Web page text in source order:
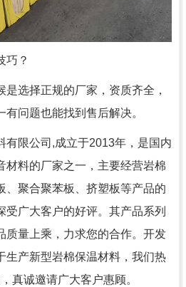
巧？
选择正规的厂家，资质齐全，
问题也能找到售后解决。
有限公司,成立于2013年，是国内
材料的厂家之一，主要经营岩棉
、聚合聚苯板、挤塑板等产品的
受广大客户的好评。其产品系列
质量上乘，力求您的合作。开发
生产新型岩棉保温材料，我们热
真诚邀请广大客户惠顾。